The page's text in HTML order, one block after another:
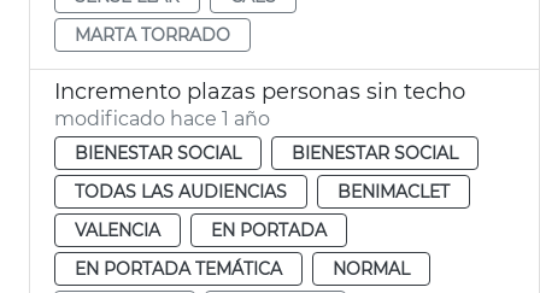
MARTA TORRADO
Incremento plazas personas sin techo
modificado hace 1 año
BIENESTAR SOCIAL
BIENESTAR SOCIAL
TODAS LAS AUDIENCIAS
BENIMACLET
VALENCIA
EN PORTADA
EN PORTADA TEMÁTICA
NORMAL